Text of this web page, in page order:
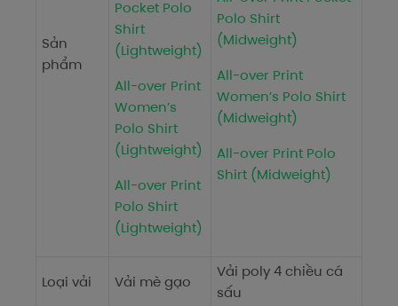
Sản
phẩm
Pocket Polo
Shirt
(Lightweight)
All-over Print
Women’s
Polo Shirt
(Lightweight)
All-over Print
Polo Shirt
(Lightweight)
Polo Shirt
(Midweight)
All-over Print
Women’s Polo Shirt
(Midweight)
All-over Print Polo
Shirt (Midweight)
Loại vải Vải mè gạo
Vải poly 4 chiều cá
sấu